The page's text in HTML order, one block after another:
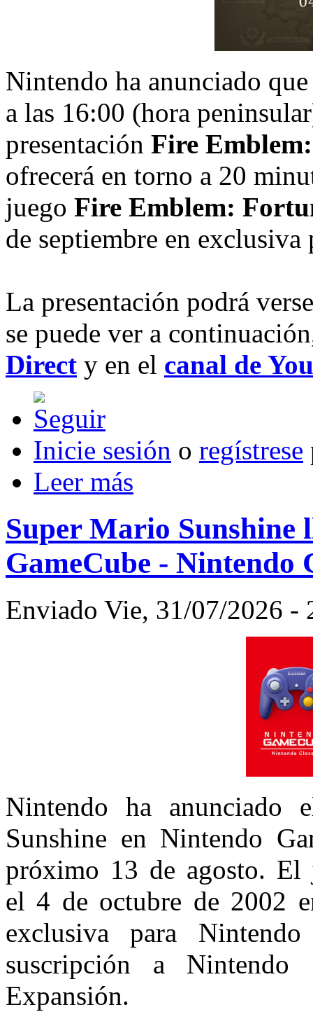
Nintendo ha anunciado
a las 16:00 (hora
presentación Fire
ofrecerá en torno a 20
juego Fire Emblem:
de septiembre en exclusiva
La presentación podrá
se puede ver a
Direct y en el canal de
Inicie sesión o regístrese
Leer más
Super Mario Sunshine
GameCube - Nintendo
Enviado Vie, 31/07/2026 -
Nintendo ha anunciado
Sunshine en Nintendo
próximo 13 de agosto. El
el 4 de octubre de 2002
exclusiva para
suscripción a
Expansión.